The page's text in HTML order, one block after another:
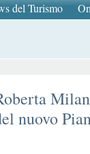
del Turismo
nuovo